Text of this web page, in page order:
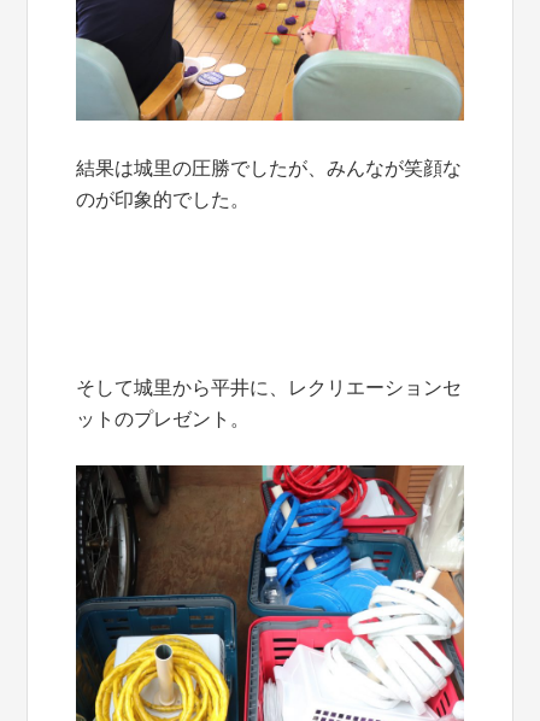
結果は城里の圧勝でしたが、みんなが笑顔な
のが印象的でした。
そして城里から平井に、レクリエーションセ
ットのプレゼント。